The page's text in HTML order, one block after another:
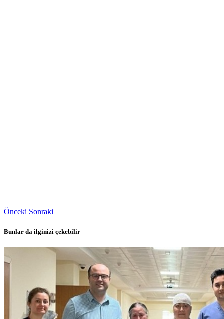
Önceki Sonraki
Bunlar da ilginizi çekebilir